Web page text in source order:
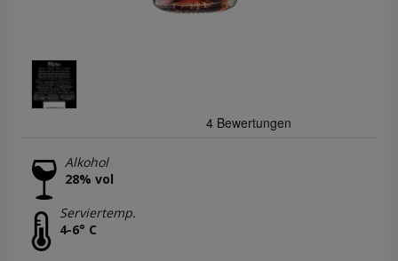
Alkohol
28% vol
Serviertemp.
4-6° C